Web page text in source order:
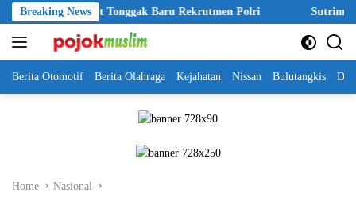
Skip
to
content
Breaking News
Disebut Tonggak Baru Rekrutmen Polri Sutrimo Tewas
Berita Otomotif Berita Olahraga Kejahatan Nissan Bulutangkis
Home Nasional